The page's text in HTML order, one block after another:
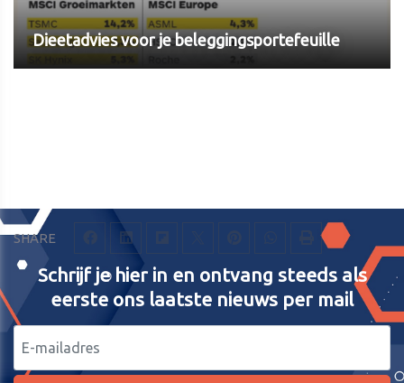
SHARE
Dieetadvies voor je beleggingsportefeuille
Schrijf je hier in en ontvang steeds als
eerste ons laatste nieuws per mail